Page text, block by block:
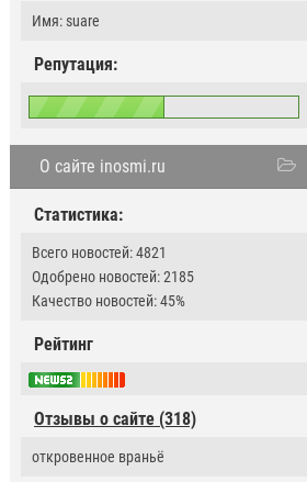
Имя: suare
Репутация:
О сайте inosmi.ru
Статистика:
Всего новостей: 4821
Одобрено новостей: 2185
Качество новостей: 45%
Рейтинг
Отзывы о сайте (318)
откровенное враньё